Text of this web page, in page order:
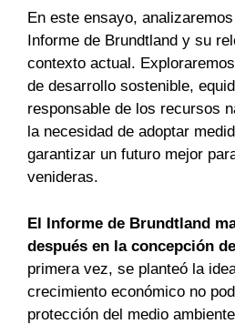
En este ensayo,
Informe de Brundtland y su
contexto actual.
de desarrollo sostenible,
responsable de los recursos
la necesidad de adoptar
garantizar un futuro mejor
venideras.
El Informe de Brundtland
después en la concepción
primera vez, se planteó la
crecimiento económico no
protección del medio